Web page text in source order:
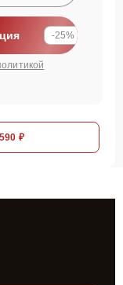
-25%
₽